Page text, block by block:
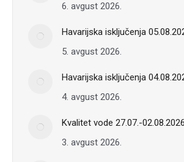
6. avgust 2026.
Havarijska isključenja
5. avgust 2026.
Havarijska isključenja
4. avgust 2026.
Kvalitet vode 27.07.-
3. avgust 2026.